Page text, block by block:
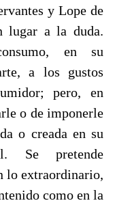
y Lope de
lugar a la duda.
en su
a los gustos
pero, en
o de imponerle
o creada en su
Se pretende
lo extraordinario,
como en la